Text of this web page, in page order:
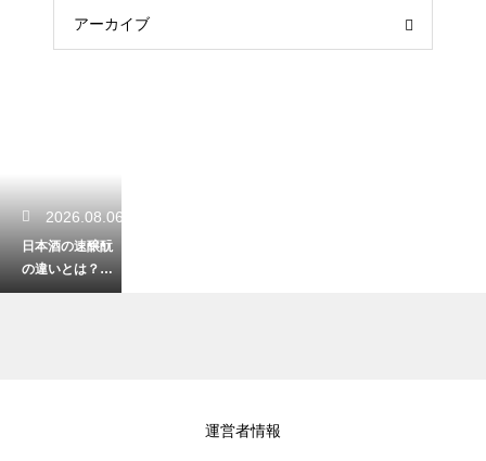
アーカイブ
2026.08.06
日本酒の速醸酛
の違いとは？伝
統的な生酛との
運営者情報